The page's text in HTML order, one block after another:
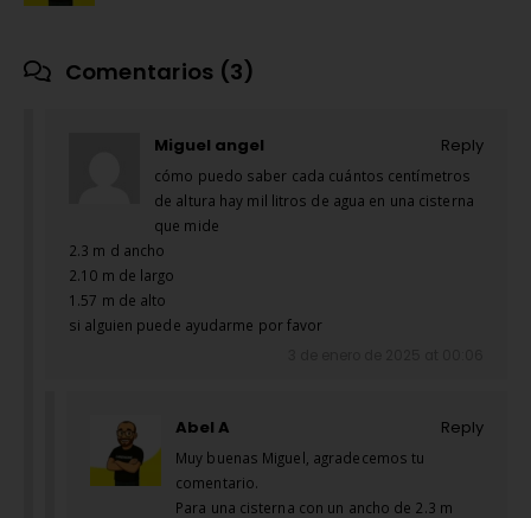
Comentarios (3)
Miguel angel Reply
cómo puedo saber cada cuántos centímetros
de altura hay mil litros de agua en una cisterna
que mide
2.3 m d ancho
2.10 m de largo
1.57 m de alto
si alguien puede ayudarme por favor
Abel A Reply
Muy buenas Miguel, agradecemos tu
comentario.
Para una cisterna con un ancho de 2.3 m